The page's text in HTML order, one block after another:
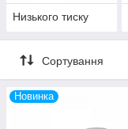
Низького тиску
Сортування
Новинка